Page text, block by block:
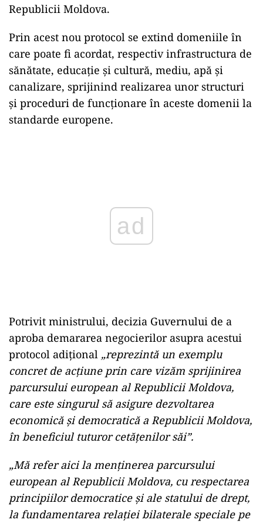
Republicii Moldova.
Prin acest nou protocol se extind domeniile în
care poate fi acordat, respectiv infrastructura de
sănătate, educaţie şi cultură, mediu, apă şi
canalizare, sprijinind realizarea unor structuri
şi proceduri de funcţionare în aceste domenii la
standarde europene.
Potrivit ministrului, decizia Guvernului de a
aproba demararea negocierilor asupra acestui
protocol adiţional „reprezintă un exemplu
concret de acţiune prin care vizăm sprijinirea
parcursului european al Republicii Moldova,
care este singurul să asigure dezvoltarea
economică şi democratică a Republicii Moldova,
în beneficiul tuturor cetăţenilor săi”.
„Mă refer aici la menţinerea parcursului
european al Republicii Moldova, cu respectarea
principiilor democratice şi ale statului de drept,
la fundamentarea relaţiei bilaterale speciale pe